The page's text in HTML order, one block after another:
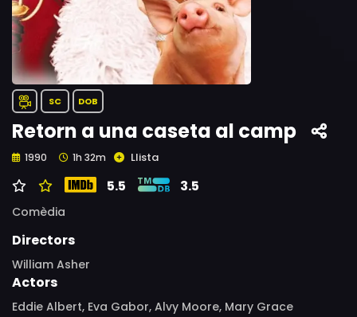
SC DOB
Retorn a una caseta al camp
1990 1h 32m Llista
5.5 3.5
Comèdia
Directors
William Asher
Actors
Eddie Albert, Eva Gabor, Alvy Moore, Mary Grace